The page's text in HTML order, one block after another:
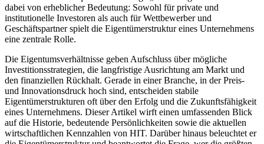
dabei von erheblicher Bedeutung: Sowohl für private und
institutionelle Investoren als auch für Wettbewerber und
Geschäftspartner spielt die Eigentümerstruktur eines Unternehmens
eine zentrale Rolle.
Die Eigentumsverhältnisse geben Aufschluss über mögliche
Investitionsstrategien, die langfristige Ausrichtung am Markt und
den finanziellen Rückhalt. Gerade in einer Branche, in der Preis-
und Innovationsdruck hoch sind, entscheiden stabile
Eigentümerstrukturen oft über den Erfolg und die Zukunftsfähigkeit
eines Unternehmens. Dieser Artikel wirft einen umfassenden Blick
auf die Historie, bedeutende Persönlichkeiten sowie die aktuellen
wirtschaftlichen Kennzahlen von HIT. Darüber hinaus beleuchtet er